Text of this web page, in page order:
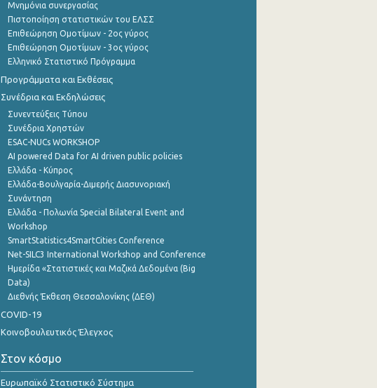
Μνημόνια συνεργασίας
Πιστοποίηση στατιστικών του ΕΛΣΣ
Επιθεώρηση Ομοτίμων - 2ος γύρος
Επιθεώρηση Ομοτίμων - 3ος γύρος
Ελληνικό Στατιστικό Πρόγραμμα
Προγράμματα και Εκθέσεις
Συνέδρια και Εκδηλώσεις
Συνεντεύξεις Τύπου
Συνέδρια Χρηστών
ESAC-NUCs WORKSHOP
AI powered Data for AI driven public policies
Ελλάδα - Κύπρος
Ελλάδα-Βουλγαρία-Διμερής Διασυνοριακή
Συνάντηση
Ελλάδα - Πολωνία Special Bilateral Event and
Workshop
SmartStatistics4SmartCities Conference
Net-SILC3 International Workshop and Conference
Ημερίδα «Στατιστικές και Μαζικά Δεδομένα (Big
Data)
Διεθνής Έκθεση Θεσσαλονίκης (ΔΕΘ)
COVID-19
Κοινοβουλευτικός Έλεγχος
Στον κόσμο
Ευρωπαϊκό Στατιστικό Σύστημα